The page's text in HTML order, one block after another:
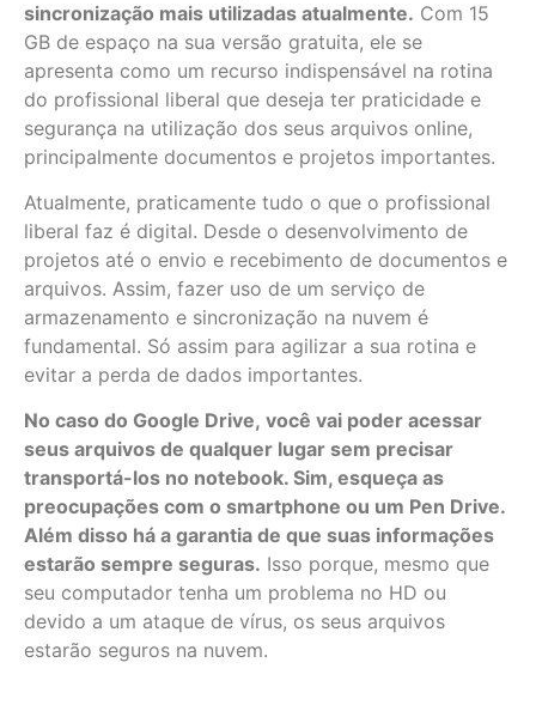
sincronização mais utilizadas atualmente. Com 15
GB de espaço na sua versão gratuita, ele se
apresenta como um recurso indispensável na rotina
do profissional liberal que deseja ter praticidade e
segurança na utilização dos seus arquivos online,
principalmente documentos e projetos importantes.
Atualmente, praticamente tudo o que o profissional
liberal faz é digital. Desde o desenvolvimento de
projetos até o envio e recebimento de documentos e
arquivos. Assim, fazer uso de um serviço de
armazenamento e sincronização na nuvem é
fundamental. Só assim para agilizar a sua rotina e
evitar a perda de dados importantes.
No caso do Google Drive, você vai poder acessar
seus arquivos de qualquer lugar sem precisar
transportá-los no notebook. Sim, esqueça as
preocupações com o smartphone ou um Pen Drive.
Além disso há a garantia de que suas informações
estarão sempre seguras. Isso porque, mesmo que
seu computador tenha um problema no HD ou
devido a um ataque de vírus, os seus arquivos
estarão seguros na nuvem.